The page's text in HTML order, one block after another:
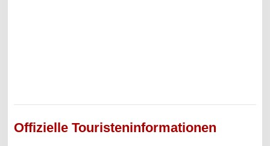
Offizielle Touristeninformationen